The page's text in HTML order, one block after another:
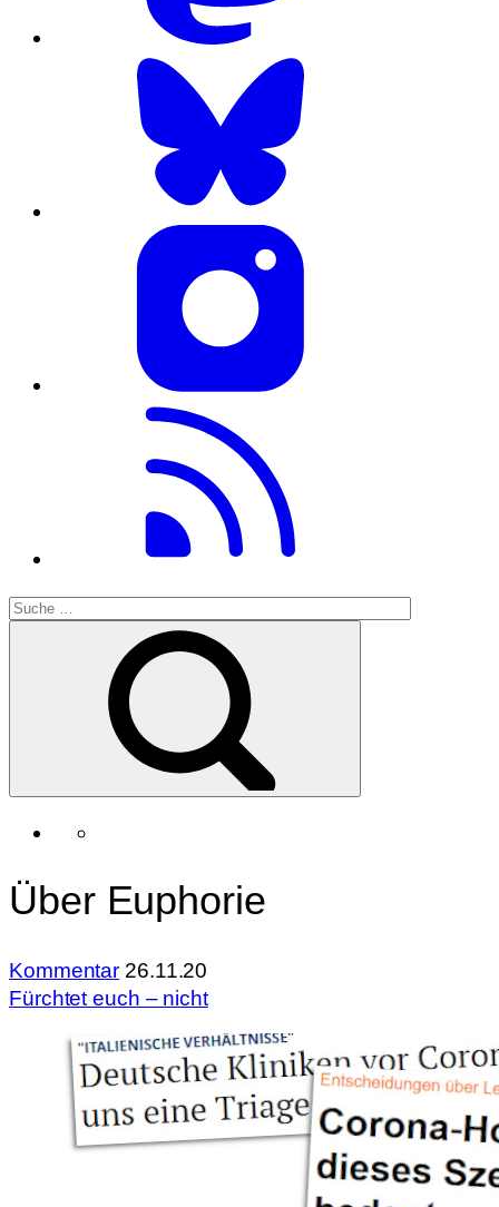
Über Euphorie
Kommentar 26.11.20
Fürchtet euch – nicht